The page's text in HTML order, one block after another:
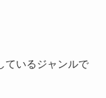
ているジャンルで